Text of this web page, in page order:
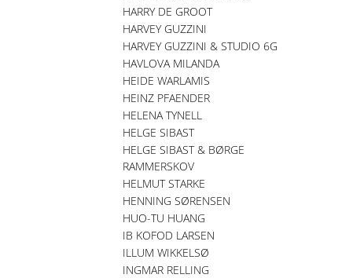
HARRY DE GROOT
HARVEY GUZZINI
HARVEY GUZZINI & STUDIO 6G
HAVLOVA MILANDA
HEIDE WARLAMIS
HEINZ PFAENDER
HELENA TYNELL
HELGE SIBAST
HELGE SIBAST & BØRGE
RAMMERSKOV
HELMUT STARKE
HENNING SØRENSEN
HUO-TU HUANG
IB KOFOD LARSEN
ILLUM WIKKELSØ
INGMAR RELLING